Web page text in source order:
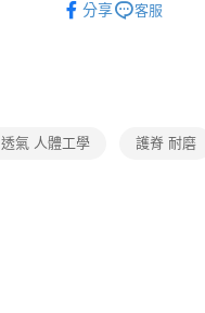
宅配-下單後3-5個工
分享 客服
透氣 人體工學 護脊 耐磨